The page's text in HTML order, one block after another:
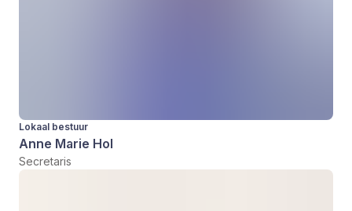
Lokaal bestuur
Anne Marie Hol
Secretaris